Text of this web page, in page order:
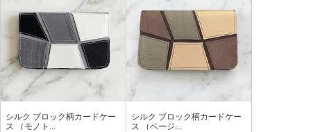
シルク ブロック柄カードケー
ス （モノト...
シルク ブロック柄カードケー
ス （ベージ...